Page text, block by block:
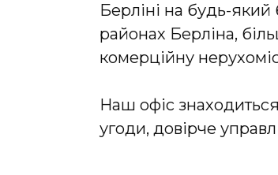
Берліні на будь-який
районах Берліна,
комерційну
Наш офіс
угоди, довірче